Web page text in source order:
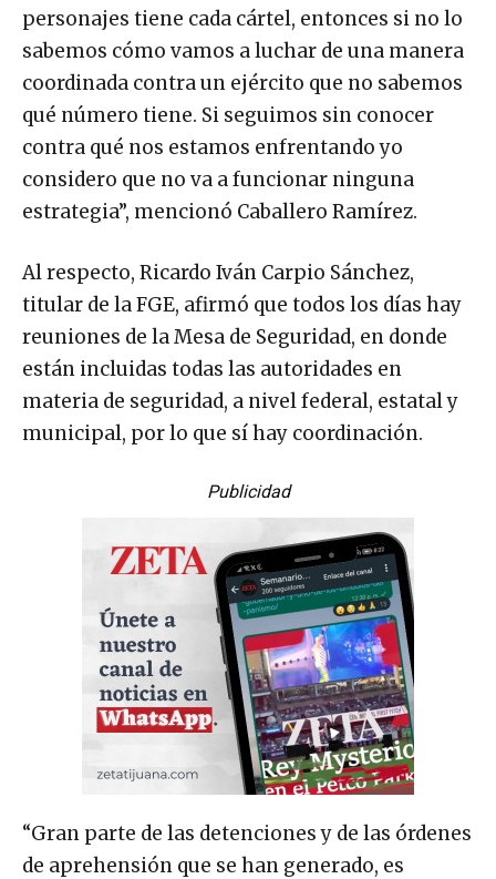
personajes tiene cada cártel, entonces si no lo
sabemos cómo vamos a luchar de una manera
coordinada contra un ejército que no sabemos
qué número tiene. Si seguimos sin conocer
contra qué nos estamos enfrentando yo
considero que no va a funcionar ninguna
estrategia”, mencionó Caballero Ramírez.
Al respecto, Ricardo Iván Carpio Sánchez,
titular de la FGE, afirmó que todos los días hay
reuniones de la Mesa de Seguridad, en donde
están incluidas todas las autoridades en
materia de seguridad, a nivel federal, estatal y
municipal, por lo que sí hay coordinación.
Publicidad
“Gran parte de las detenciones y de las órdenes
de aprehensión que se han generado, es